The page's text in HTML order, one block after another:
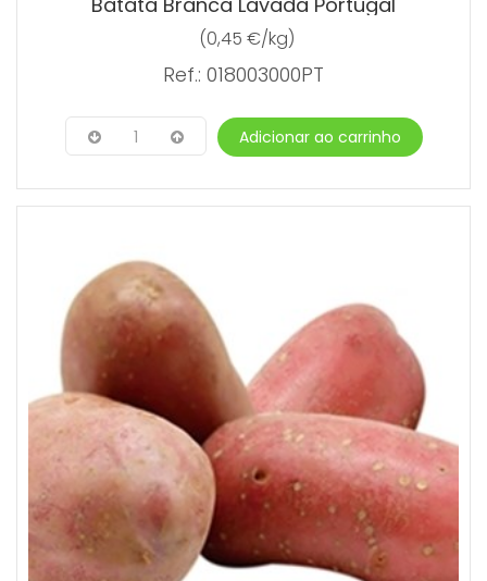
(0,45 €/kg)
Ref.: 018003000PT
1 Adicionar ao carrinho